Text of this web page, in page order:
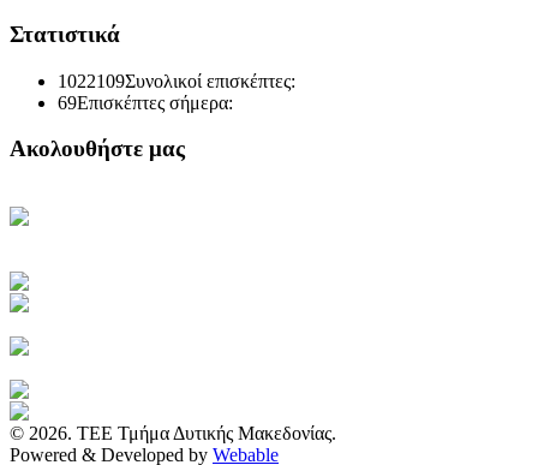
Στατιστικά
1022109Συνολικοί επισκέπτες:
69Επισκέπτες σήμερα:
Ακολουθήστε μας
© 2026. ΤΕΕ Τμήμα Δυτικής Μακεδονίας.
Powered & Developed by Webable